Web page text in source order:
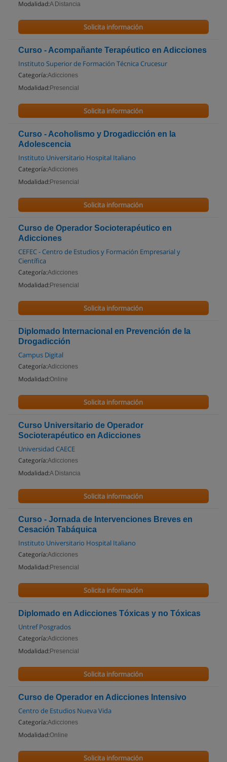
Modalidad:A Distancia
Solicita información
Curso - Acompañante Terapéutico en Adicciones
Instituto Superior de Formación Técnica Crucesur
Categoría:Adicciones
Modalidad: Presencial
Solicita información
Curso - Acoholismo y Drogadicción en la
Adolescencia
Instituto Universitario Hospital Italiano
Categoría:Adicciones
Modalidad: Presencial
Solicita información
Curso de Operador Socioterapéutico en
Adicciones
CEFEC - Centro de Estudios y Formación Empresarial y
Científica
Categoría:Adicciones
Modalidad: Presencial
Solicita información
Diplomado Internacional en Prevención de la
Drogadicción
Campus Digital
Categoría:Adicciones
Modalidad:Online
Solicita información
Curso Universitario de Operador
Socioterapéutico en Adicciones
Universidad CAECE
Categoría:Adicciones
Modalidad:A Distancia
Solicita información
Curso - Jornada de Intervenciones Breves en
Cesación Tabáquica
Instituto Universitario Hospital Italiano
Categoría:Adicciones
Modalidad: Presencial
Solicita información
Diplomado en Adicciones Tóxicas y no Tóxicas
Untref Posgrados
Categoría:Adicciones
Modalidad: Presencial
Solicita información
Curso de Operador en Adicciones Intensivo
Centro de Estudios Nueva Vida
Categoría:Adicciones
Modalidad:Online
Solicita información